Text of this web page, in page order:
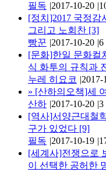
필독 |2017-10-20 |
[정치]2017 국정감
그리고 노회찬 [3]
빵꾼 |2017-10-20 |6
[문화]한일 문화컬
식 화투의 규칙과
누레 히요코 |2017-
» [산하의오책]세
산하 |2017-10-20 |3
[역사]서양근대철
구가 있었다 [9]
필독 |2017-10-19 |
[세계사]전쟁으로
이 선택한 공허한